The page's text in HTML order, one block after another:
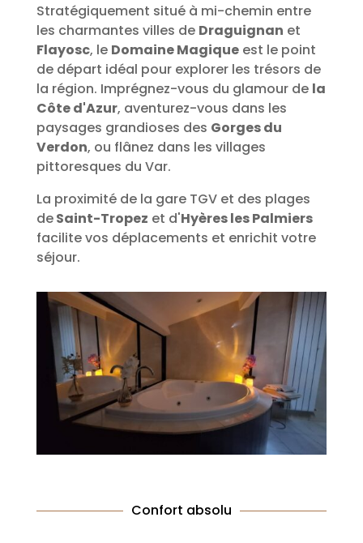
Stratégiquement situé à mi-chemin entre
les charmantes villes de Draguignan et
Flayosc, le Domaine Magiqueest le point
de départ idéal pour explorer les trésors de
la région. Imprégnez-vous du glamour de la
Côte d'Azur, aventurez-vous dans les
paysages grandioses des Gorges du
Verdon, ou flânez dans les villages
pittoresques du Var.
La proximité de la gare TGV et des plages
deSaint-Tropez et d'Hyères les Palmiers
facilite vos déplacements et enrichit votre
séjour.
Confort absolu